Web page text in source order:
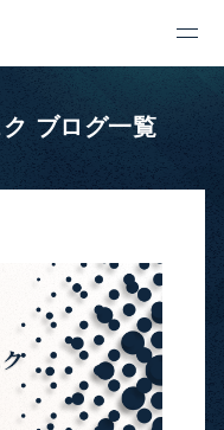
ブログ一覧